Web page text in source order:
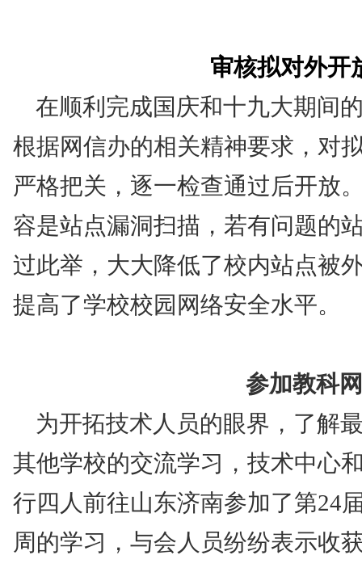
审核拟对外开
在顺利完成国庆和十九大期间
根据网信办的相关精神要求，对
严格把关，逐一检查通过后开放
容是站点漏洞扫描，若有问题的
过此举，大大降低了校内站点被
提高了学校校园网络安全水平。
参加教科
为开拓技术人员的眼界，了解
其他学校的交流学习，技术中心
行四人前往山东济南参加了第24
周的学习，与会人员纷纷表示收